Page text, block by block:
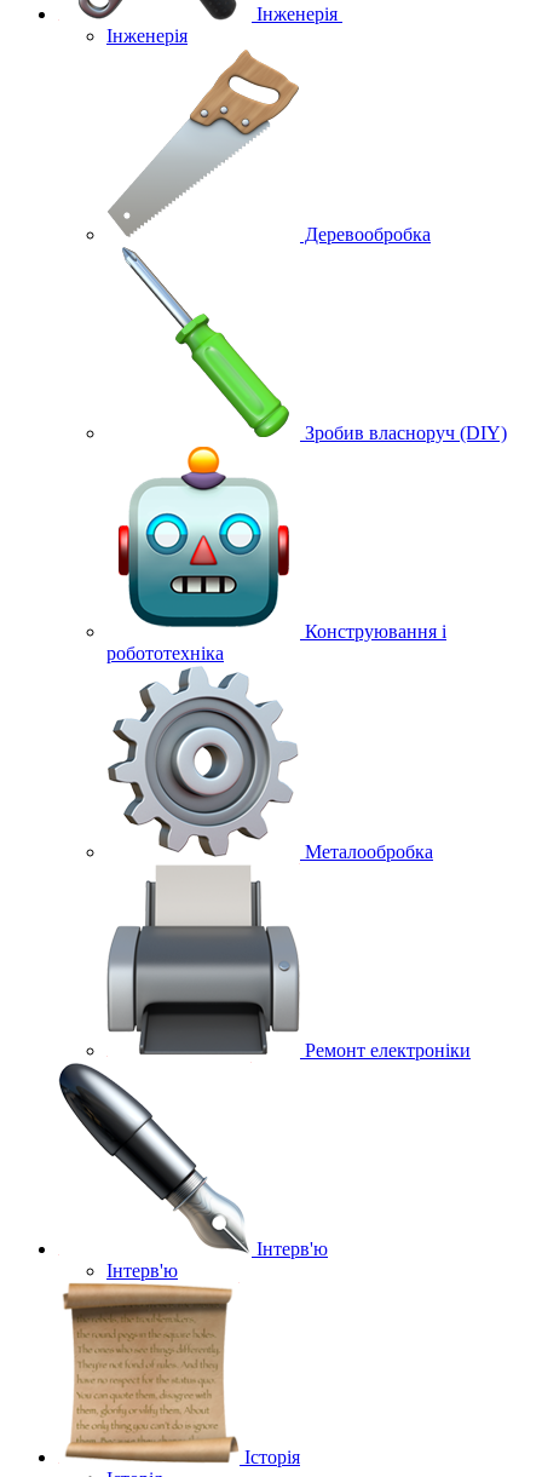
Інженерія
Інженерія
Деревообробка
Зробив власноруч (DIY)
Конструювання і
робототехніка
Металообробка
Ремонт електроніки
Інтерв'ю
Інтерв'ю
Історія